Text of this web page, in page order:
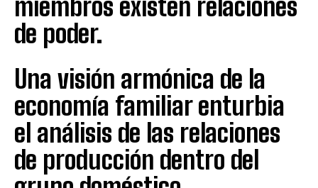
miembros existen relaciones
de poder.
Una visión armónica de la
economía familiar enturbia
el análisis de las relaciones
de producción dentro del